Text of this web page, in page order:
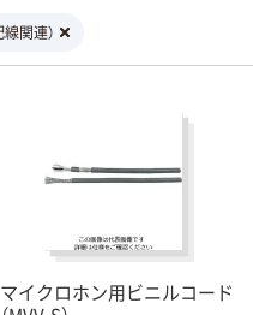
関連）
マイクロホン用ビニルコード